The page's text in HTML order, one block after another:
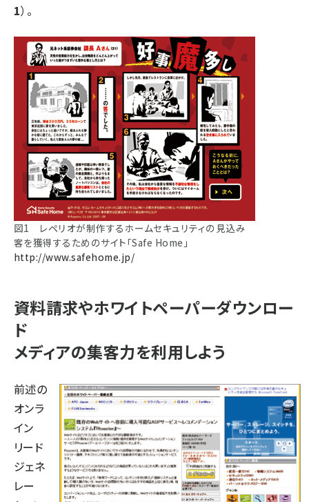
1）。
図1 レペリオが制作するホームセキュリティの見込み
客を獲得するためのサイト「Safe Home」
http://www.safehome.jp/
資料請求やホワイトペーパーダウンロー
ド
メディアの集客力を利用しよう
前述の
オンラ
イン
リード
ジェネ
レー